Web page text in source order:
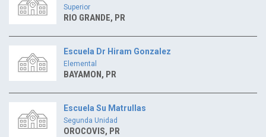
Superior
RIO GRANDE, PR
Escuela Dr Hiram Gonzalez
Elemental
BAYAMON, PR
Escuela Su Matrullas
Segunda Unidad
OROCOVIS, PR